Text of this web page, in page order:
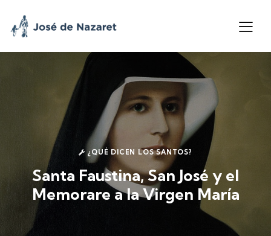
¿QUÉ DICEN LOS SANTOS?
Santa Faustina, San José y el
Memorare a la Virgen María